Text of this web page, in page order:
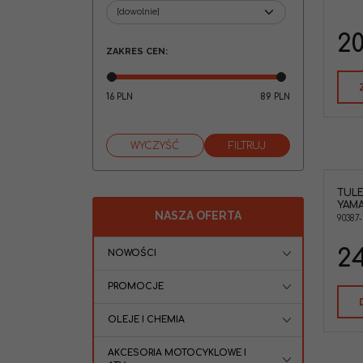
90387-
ZAKRES CEN:
16 PLN 89 PLN
NASZA OFERTA
NOWOŚCI
PROMOCJE
OLEJE I CHEMIA
AKCESORIA MOTOCYKLOWE I